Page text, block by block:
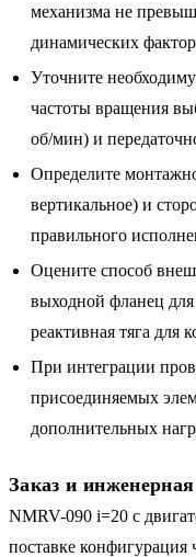
механизма не
динамических
Уточните
частоты вращения
об/мин) и
Определите
вертикальное) и
правильного
Оцените способ
выходной фланец
реактивная тяга для
При интеграции
присоединяемых
дополнительных
Заказ и
NMRV-090 i=20 с
поставке конфигурация